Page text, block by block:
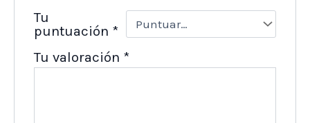
Tu
puntuación *
Tu valoración *